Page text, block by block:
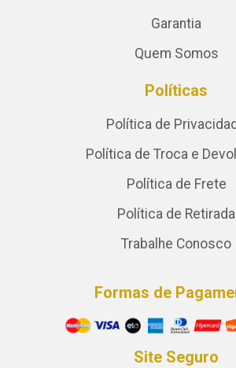
Garantia
Quem Somos
Políticas
Política de
Política de Troca e
Política de Frete
Política de Retirada
Trabalhe Conosco
Formas de
Site Seguro